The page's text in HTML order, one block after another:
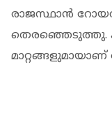
രാജസ്ഥാന്‍
തെരഞ്ഞെടുത്തു.